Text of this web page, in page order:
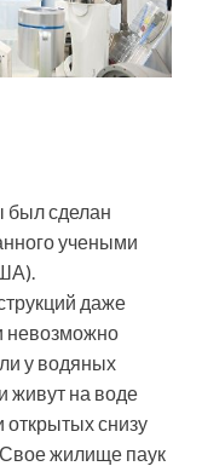
был сделан
учеными
даже
невозможно
у водяных
живут на воде
открытых снизу
Свое жилище паук